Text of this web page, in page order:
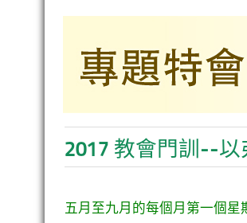
2017 教會門訓--
五月至九月的每個月第一個星